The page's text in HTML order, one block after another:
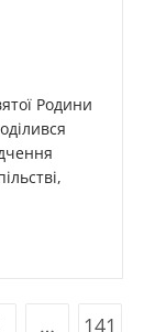
Родини
… 141